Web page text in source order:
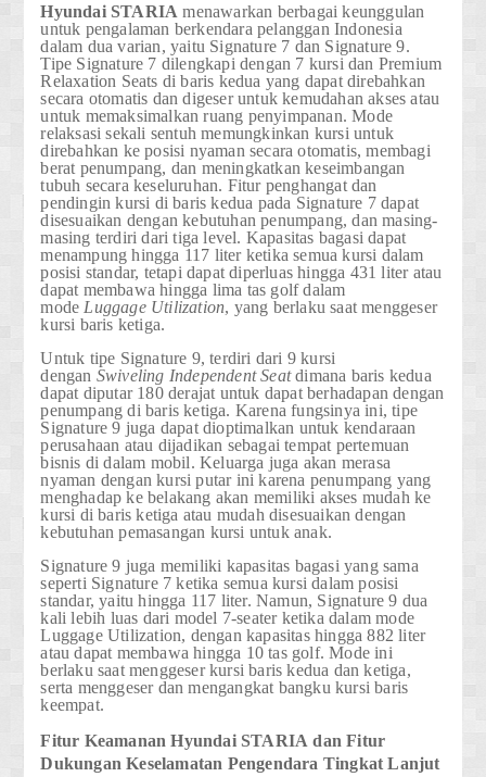
Hyundai STARIA menawarkan berbagai keunggulan
untuk pengalaman berkendara pelanggan Indonesia
dalam dua varian, yaitu Signature 7 dan Signature 9.
Tipe Signature 7 dilengkapi dengan 7 kursi dan Premium
Relaxation Seats di baris kedua yang dapat direbahkan
secara otomatis dan digeser untuk kemudahan akses atau
untuk memaksimalkan ruang penyimpanan. Mode
relaksasi sekali sentuh memungkinkan kursi untuk
direbahkan ke posisi nyaman secara otomatis, membagi
berat penumpang, dan meningkatkan keseimbangan
tubuh secara keseluruhan. Fitur penghangat dan
pendingin kursi di baris kedua pada Signature 7 dapat
disesuaikan dengan kebutuhan penumpang, dan masing-
masing terdiri dari tiga level. Kapasitas bagasi dapat
menampung hingga 117 liter ketika semua kursi dalam
posisi standar, tetapi dapat diperluas hingga 431 liter atau
dapat membawa hingga lima tas golf dalam
mode Luggage Utilization, yang berlaku saat menggeser
kursi baris ketiga.
Untuk tipe Signature 9, terdiri dari 9 kursi
dengan Swiveling IndependentSeatdimana baris kedua
dapat diputar 180 derajat untuk dapat berhadapan dengan
penumpang di baris ketiga. Karena fungsinya ini, tipe
Signature 9 juga dapat dioptimalkan untuk kendaraan
perusahaan atau dijadikan sebagai tempat pertemuan
bisnis di dalam mobil. Keluarga juga akan merasa
nyaman dengan kursi putar ini karena penumpang yang
menghadap ke belakang akan memiliki akses mudah ke
kursi di baris ketiga atau mudah disesuaikan dengan
kebutuhan pemasangan kursi untuk anak.
Signature 9 juga memiliki kapasitas bagasi yang sama
seperti Signature 7 ketika semua kursi dalam posisi
standar, yaitu hingga 117 liter. Namun, Signature 9 dua
kali lebih luas dari model 7-seater ketika dalam mode
Luggage Utilization, dengan kapasitas hingga 882 liter
atau dapat membawa hingga 10 tas golf. Mode ini
berlaku saat menggeser kursi baris kedua dan ketiga,
serta menggeser dan mengangkat bangku kursi baris
keempat.
Fitur KeamananHyundai STARIAdan Fitur
Dukungan Keselamatan Pengendara Tingkat Lanjut